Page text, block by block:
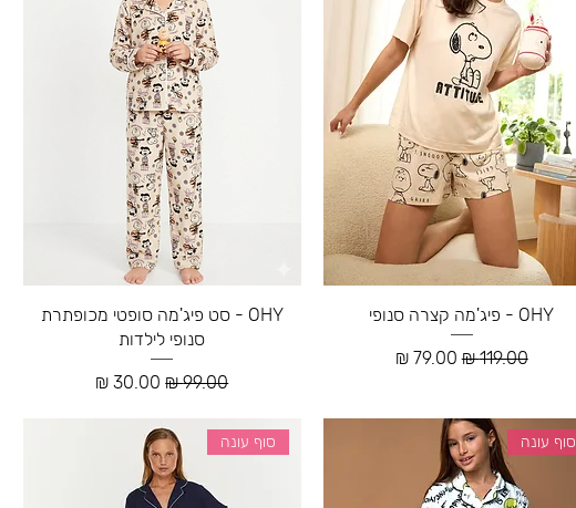
OHY - פיג'מה קצרה סנופי
מחיר רגיל‏119.00 ‏₪ מחיר מבצע
OHY - סט פיג'מה סופטי מכופתרת
סנופי לילדות
מחיר רגיל‏99.00 ‏₪ מחיר מבצע
סוף עונה סוף עונה